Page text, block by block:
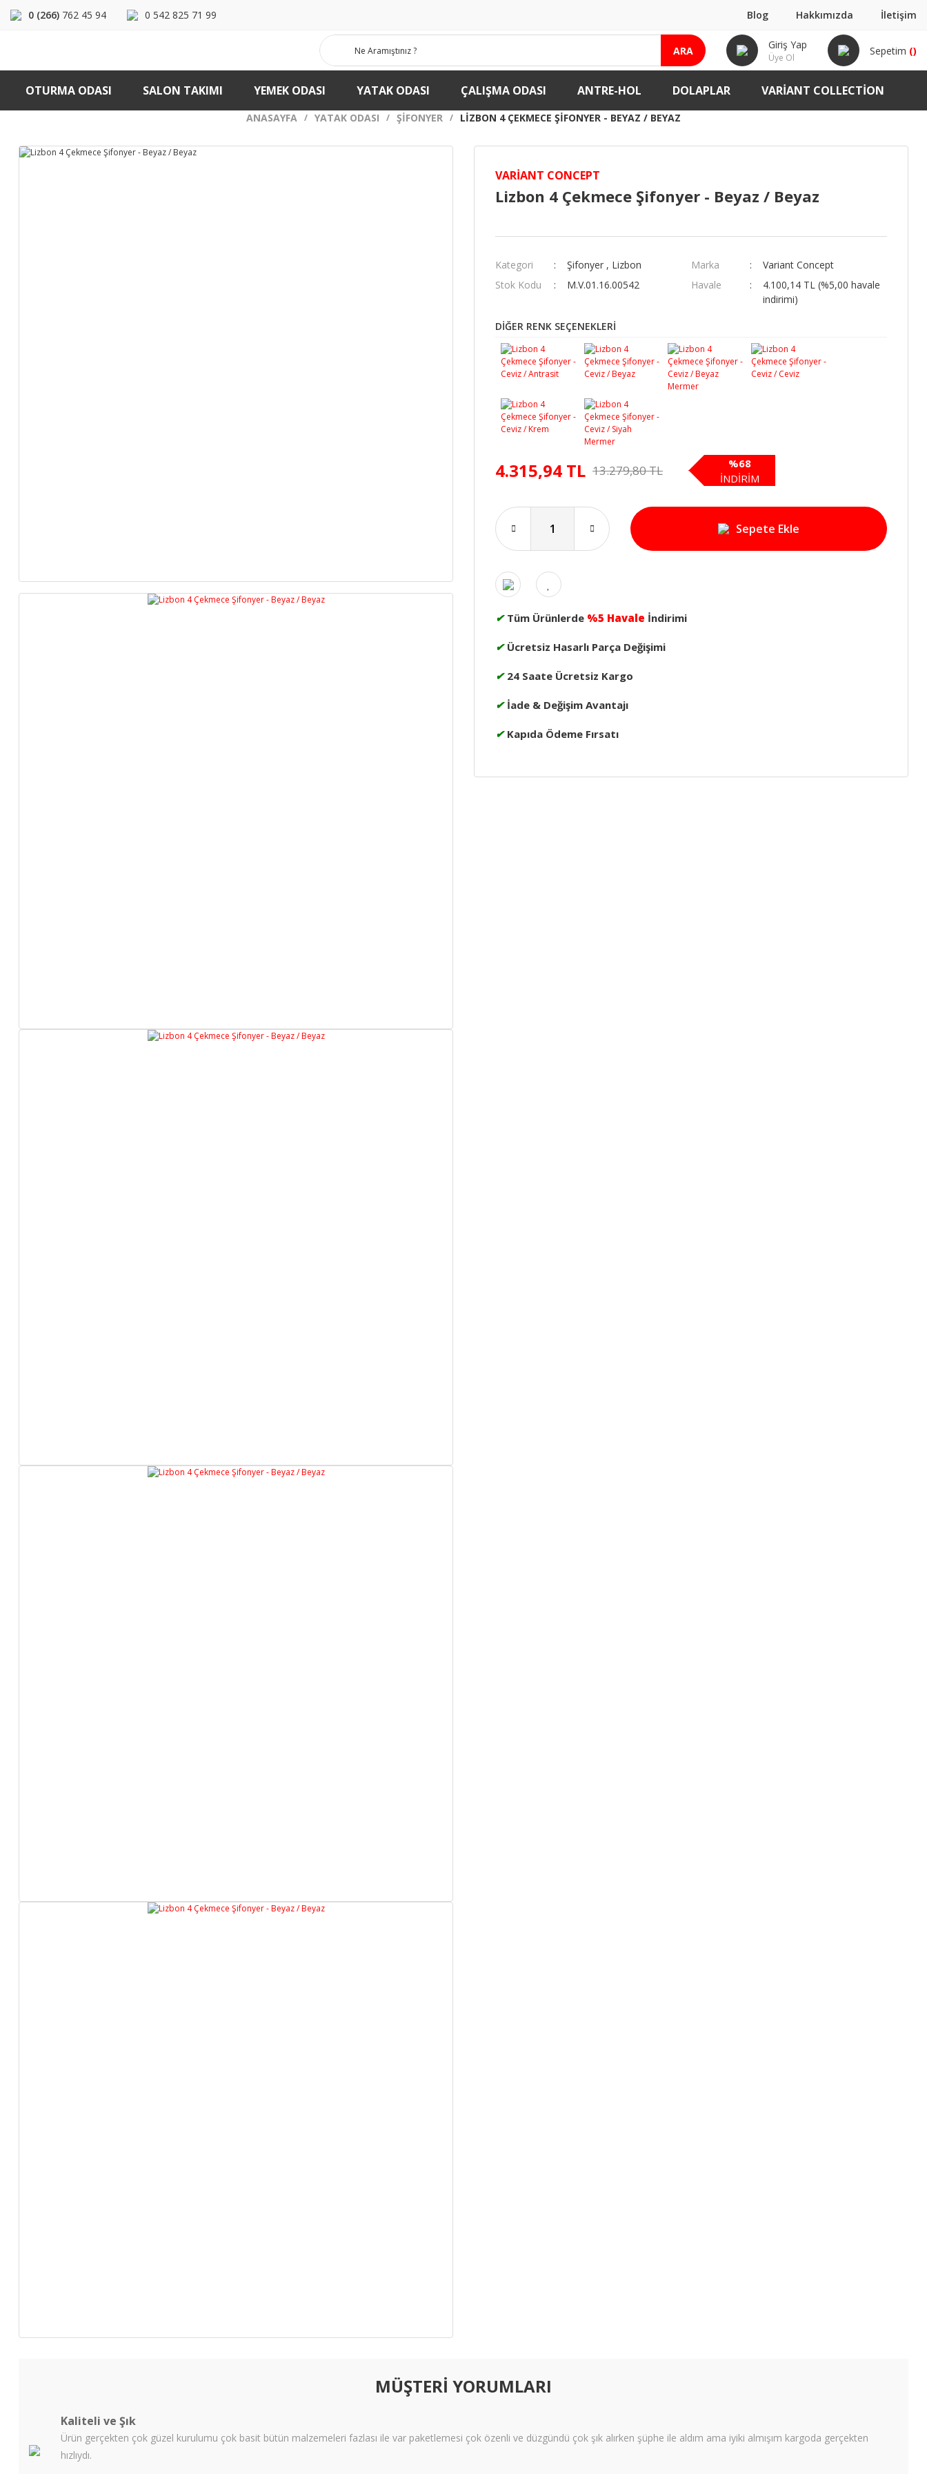
0 (266) 762 45 94 0 542 825 71 99 Blog Hakkımızda İletişim
ARA Giriş Yap
Üye Ol
Sepetim ()
OTURMA ODASI SALON TAKIMI YEMEK ODASI YATAK ODASI ÇALIŞMA ODASI ANTRE-HOL DOLAPLAR VARIANT COLLECTION
ANASAYFA YATAK ODASI ŞIFONYER LIZBON 4 ÇEKMECE ŞIFONYER - BEYAZ / BEYAZ
VARIANT CONCEPT
Lizbon 4 Çekmece Şifonyer - Beyaz / Beyaz
Kategori Şifonyer , Lizbon Marka
Variant Concept
Stok Kodu
M.V.01.16.00542 Havale
4.100,14 TL (%5,00 havale
indirimi)
DİĞER RENK SEÇENEKLERİ
4.315,94 TL 13.279,80 TL
%68
İNDİRİM
Sepete Ekle
✔ Tüm Ürünlerde %5 Havale İndirimi
✔ Ücretsiz Hasarlı Parça Değişimi
✔ 24 Saate Ücretsiz Kargo
✔ İade & Değişim Avantajı
✔ Kapıda Ödeme Fırsatı
MÜŞTERİ YORUMLARI
Kaliteli ve Şık
Ürün gerçekten çok güzel kurulumu çok basit bütün malzemeleri fazlası ile var paketlemesi çok özenli ve düzgündü çok şık alırken şüphe ile aldım ama iyiki almışım kargoda gerçekten
hızlıydı.